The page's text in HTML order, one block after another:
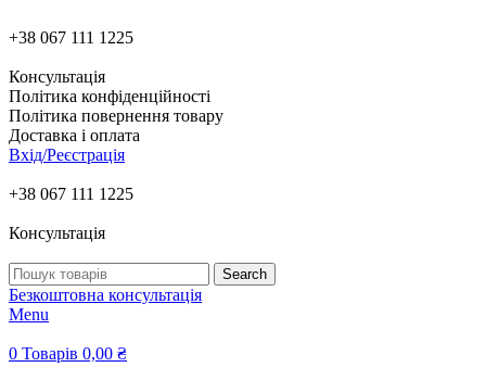
+38 067 111 1225
Консультація
Політика конфіденційності
Політика повернення товару
Доставка і оплата
Вхід/Реєстрація
+38 067 111 1225
Консультація
Search
Безкоштовна консультація
Menu
0 Товарів 0,00 ₴